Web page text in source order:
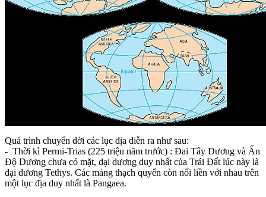
Quá trình chuyển dời các lục địa diễn ra như sau:
- Thời kì Permi-Trias (225 triệu năm trước) : Đai Tây Dương và Ấn
Độ Dương chưa có mặt, dại dương duy nhất của Trái Đất lúc này là
đại dương Tethys. Các mảng thạch quyển còn nối liền với nhau trên
một lục địa duy nhất là Pangaea.